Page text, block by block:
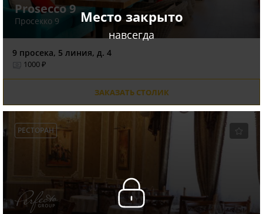
Место закрыто
навсегда
Prosecco 9
Просекко 9
9 просека, 5 линия, д. 4
1000 ₽
ЗАКАЗАТЬ СТОЛИК
РЕСТОРАН